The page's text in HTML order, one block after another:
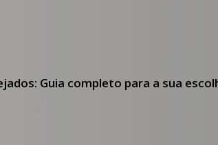
Guia completo para a sua